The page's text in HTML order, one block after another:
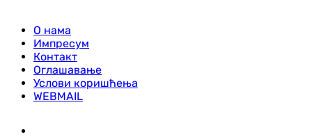
О нама
Импресум
Контакт
Оглашавање
Услови коришћења
WEBMAIL